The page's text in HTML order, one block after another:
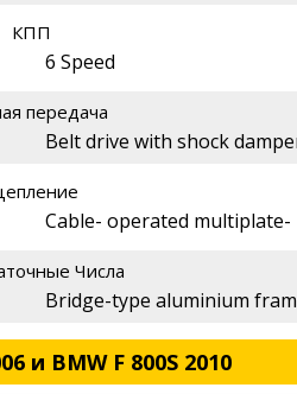
КПП
6 Speed
передача
Belt drive with shock
Cable- operated
Числа
Bridge-type aluminium
и BMW F 800S 2010